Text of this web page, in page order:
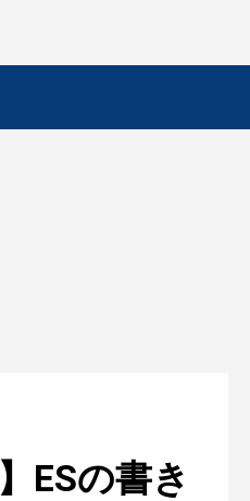
ESの書き